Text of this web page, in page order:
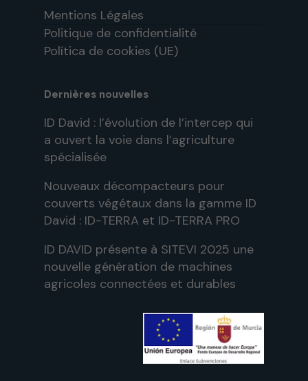
Mentions Légales
Politique de confidentialité
Política de cookies (UE)
Dernières nouvelles
ID David : l’évolution de l’intercep qui
a ouvert la voie dans l’agriculture
spécialisée
Nouveaux décompacteurs pour
couverts végétaux dans la gamme ID
David : ID-TERRA et ID-TERRA PRO
ID DAVID présente à SITEVI 2025 une
nouvelle génération de machines
agricoles connectées et durables